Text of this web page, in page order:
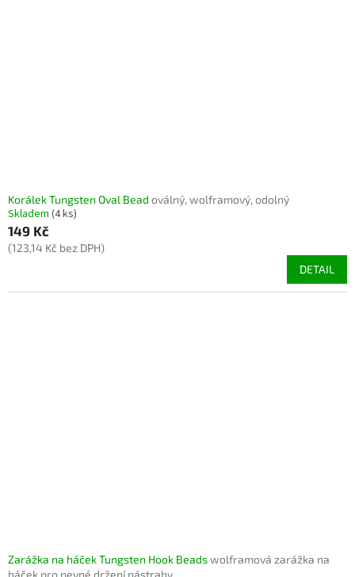
Korálek Tungsten Oval Bead oválný, wolframový, odolný
Skladem (4 ks)
149 Kč
(123,14 Kč bez DPH)
DETAIL
Zarážka na háček Tungsten Hook Beadswolframová zarážka na
háček pro pevné držení nástrahy